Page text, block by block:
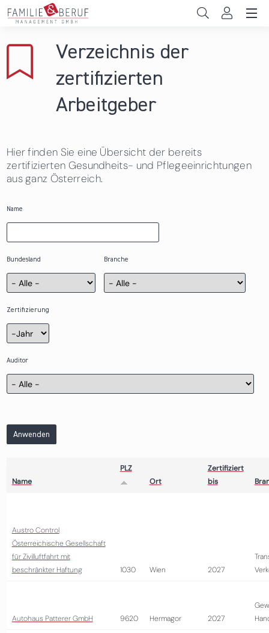
Direkt zum Inhalt
Gemeinden
Das sind wir
News & Events
Verzeichnis der
zertifizierten
Arbeitgeber
Hier finden Sie eine Übersicht der bereits
zertifizierten Gesundheits- und Pflegeeinrichtungen
aus ganz Österreich.
Name
Bundesland Branche
Zertifizierung
Zertifizierung
Jahr
Auditor
Anwenden
Name
PLZ
Ort
Zertifiziert
bis
Austro Control
Österreichische Gesellschaft
für Zivilluftfahrt mit
beschränkter Haftung
1030 Wien 2027
Autohaus Patterer GmbH 9620 Hermagor 2027